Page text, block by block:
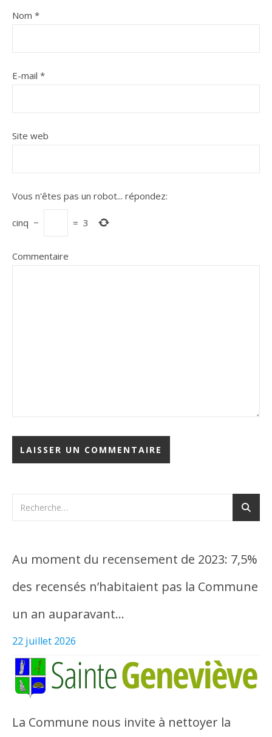
Nom *
E-mail *
Site web
Vous n'êtes pas un robot... répondez:
cinq − = 3
Commentaire
Au moment du recensement de 2023: 7,5%
des recensés n’habitaient pas la Commune
un an auparavant…
22 juillet 2026
La Commune nous invite à nettoyer la